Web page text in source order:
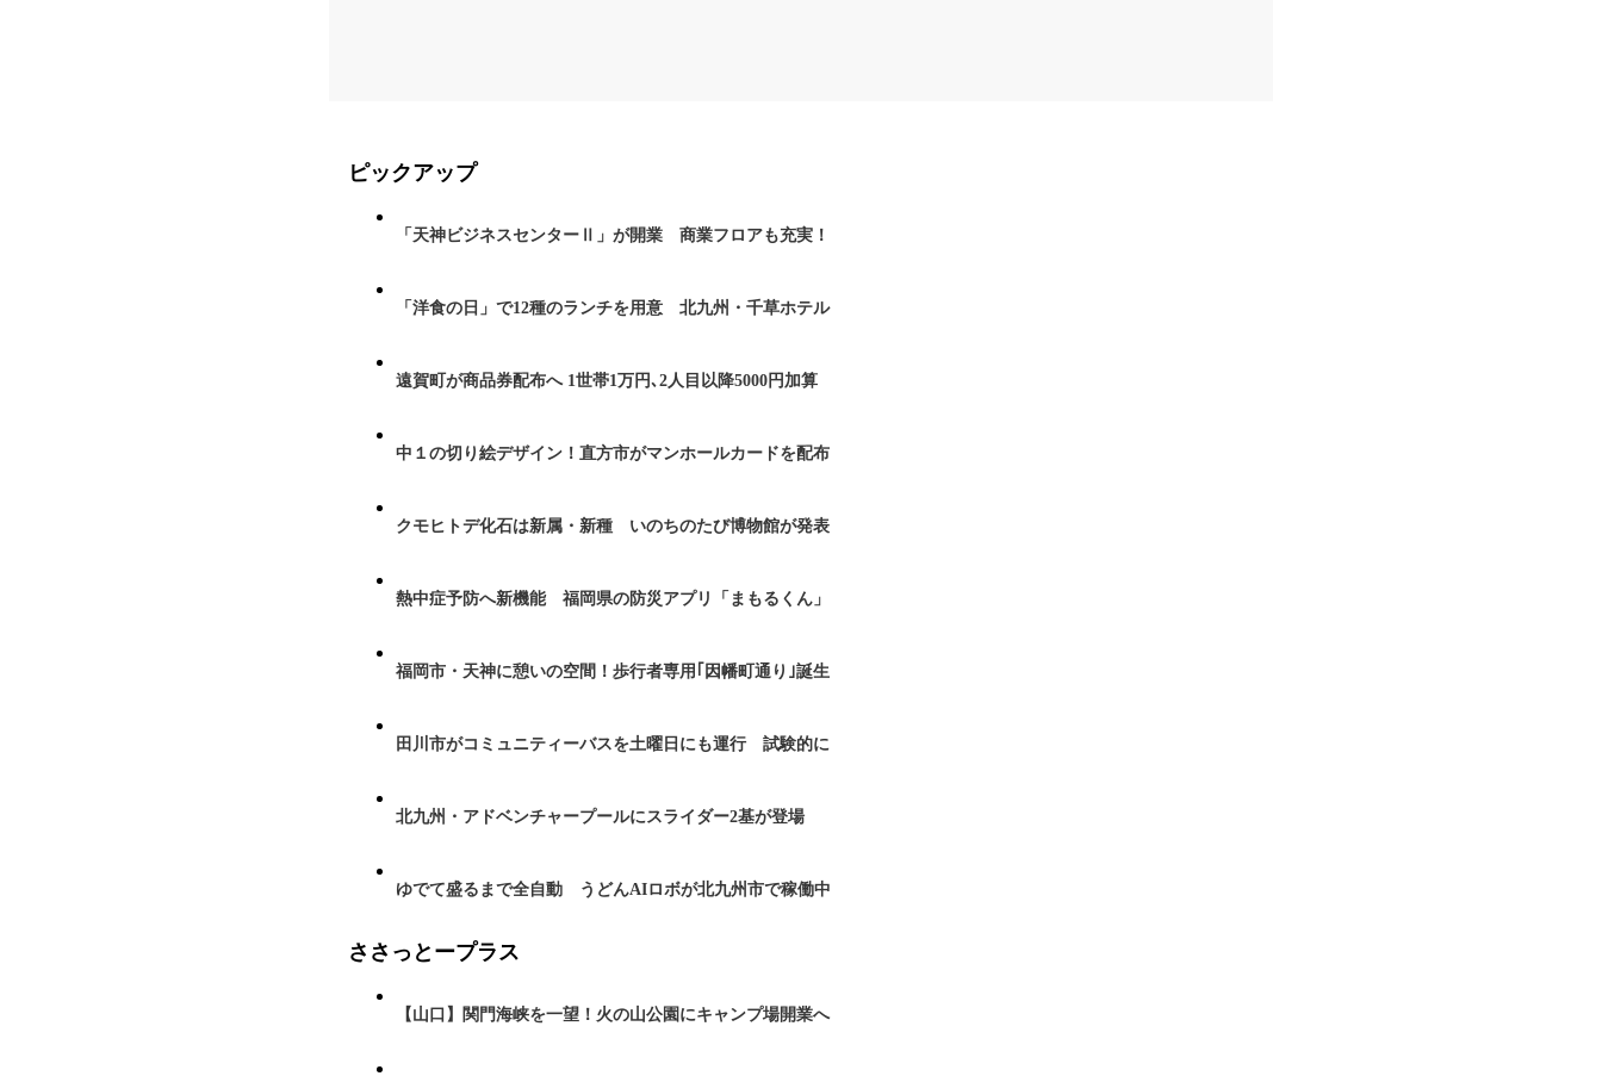
ピックアップ
「天神ビジネスセンターⅡ」が開業 商業フロアも充実！
「洋食の日」で12種のランチを用意 北九州・千草ホテル
遠賀町が商品券配布へ 1世帯1万円､2人目以降5000円加算
中１の切り絵デザイン！直方市がマンホールカードを配布
クモヒトデ化石は新属・新種 いのちのたび博物館が発表
熱中症予防へ新機能 福岡県の防災アプリ「まもるくん」
福岡市・天神に憩いの空間！歩行者専用｢因幡町通り｣誕生
田川市がコミュニティーバスを土曜日にも運行 試験的に
北九州・アドベンチャープールにスライダー2基が登場
ゆでて盛るまで全自動 うどんAIロボが北九州市で稼働中
ささっとープラス
【山口】関門海峡を一望！火の山公園にキャンプ場開業へ